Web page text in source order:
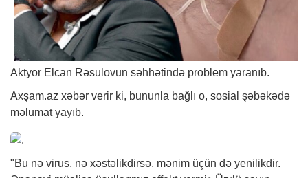
Aktyor Elcan Rəsulovun səhhətində problem yaranıb.
Axşam.az xəbər verir ki, bununla bağlı o, sosial şəbəkədə
məlumat yayıb.
"Bu nə virus, nə xəstəlikdirsə, mənim üçün də yenilikdir.